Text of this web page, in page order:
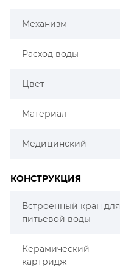
Механизм
Расход воды
Цвет
Материал
Медицинский
КОНСТРУКЦИЯ
Встроенный кран для
питьевой воды
Керамический
картридж